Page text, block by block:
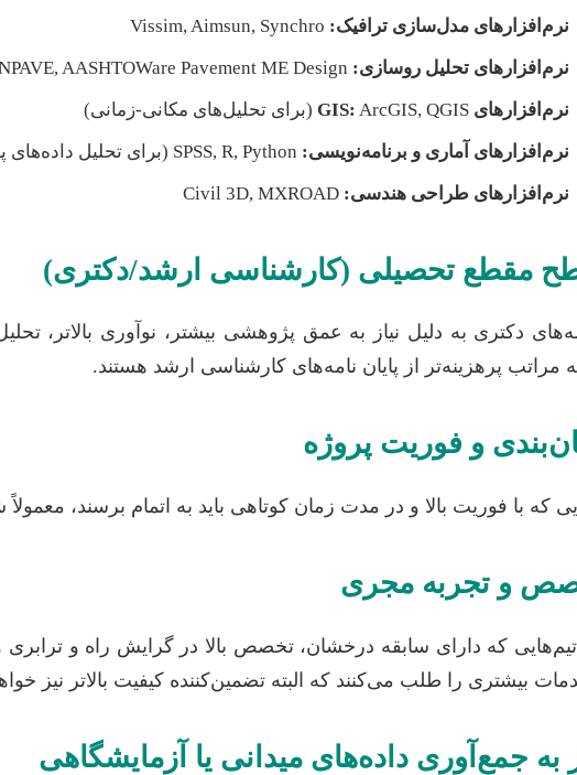
نرم‌افزارهای مدل‌سازی ترافیک:
نرم‌افزارهای تحلیل روسازی:
نرم‌افزارهای GIS: ArcGIS, QGIS (برای تحلیل‌های مکانی-زمانی)
نرم‌افزارهای آماری و برنامه‌نویسی:
نرم‌افزارهای طراحی هندسی:
دکتری به دلیل نیاز به عمق پژوهشی بیشتر، نوآوری بالاتر،
مراتب پرهزینه‌تر از پایان نامه‌های کارشناسی ارشد هستند.
که با فوریت بالا و در مدت زمان کوتاهی باید به اتمام برسند،
بیشتری را طلب می‌کنند که البته تضمین‌کننده کیفیت بالاتر نیز